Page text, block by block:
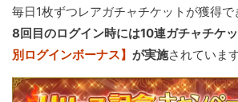
毎日1枚ずつレアガチャチケットが獲得で
8回目のログイン時には10連ガチャチケ
別ログインボーナス】 が実施されています